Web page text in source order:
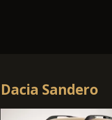
Volkswagen T-
Roc